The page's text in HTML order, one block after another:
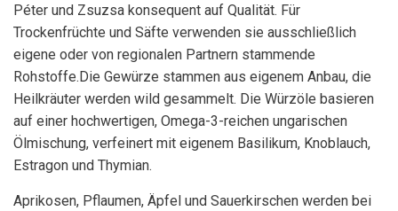
Péter und Zsuzsa konsequent auf Qualität. Für
Trockenfrüchte und Säfte verwenden sie ausschließlich
eigene oder von regionalen Partnern stammende
Rohstoffe.Die Gewürze stammen aus eigenem Anbau, die
Heilkräuter werden wild gesammelt. Die Würzöle basieren
auf einer hochwertigen, Omega-3-reichen ungarischen
Ölmischung, verfeinert mit eigenem Basilikum, Knoblauch,
Estragon und Thymian.
Aprikosen, Pflaumen, Äpfel und Sauerkirschen werden bei